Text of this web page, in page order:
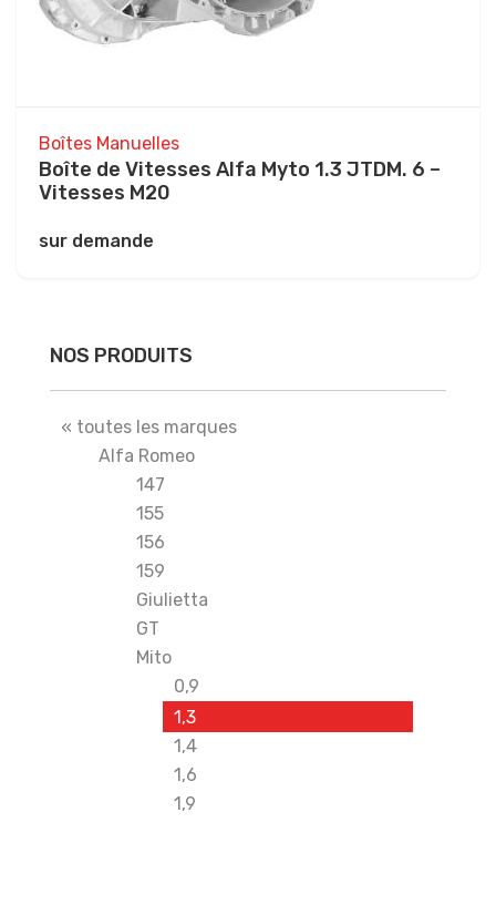
NOS PRODUITS
« toutes les marques
Alfa Romeo
147
155
156
159
Giulietta
GT
Mito
0,9
1,3
1,4
1,6
1,9
Boîtes Manuelles
Boîte de Vitesses Alfa Myto 1.3 JTDM. 6 –
Vitesses M20
sur demande